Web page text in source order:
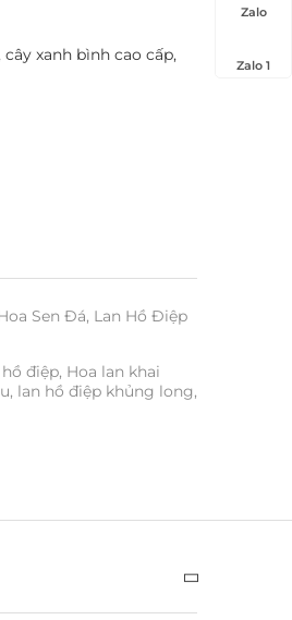
xanh bình cao cấp,
Sen Đá, Lan Hồ Điệp
điệp, Hoa lan khai
, lan hồ điệp khủng long,
Zalo
Zalo 1